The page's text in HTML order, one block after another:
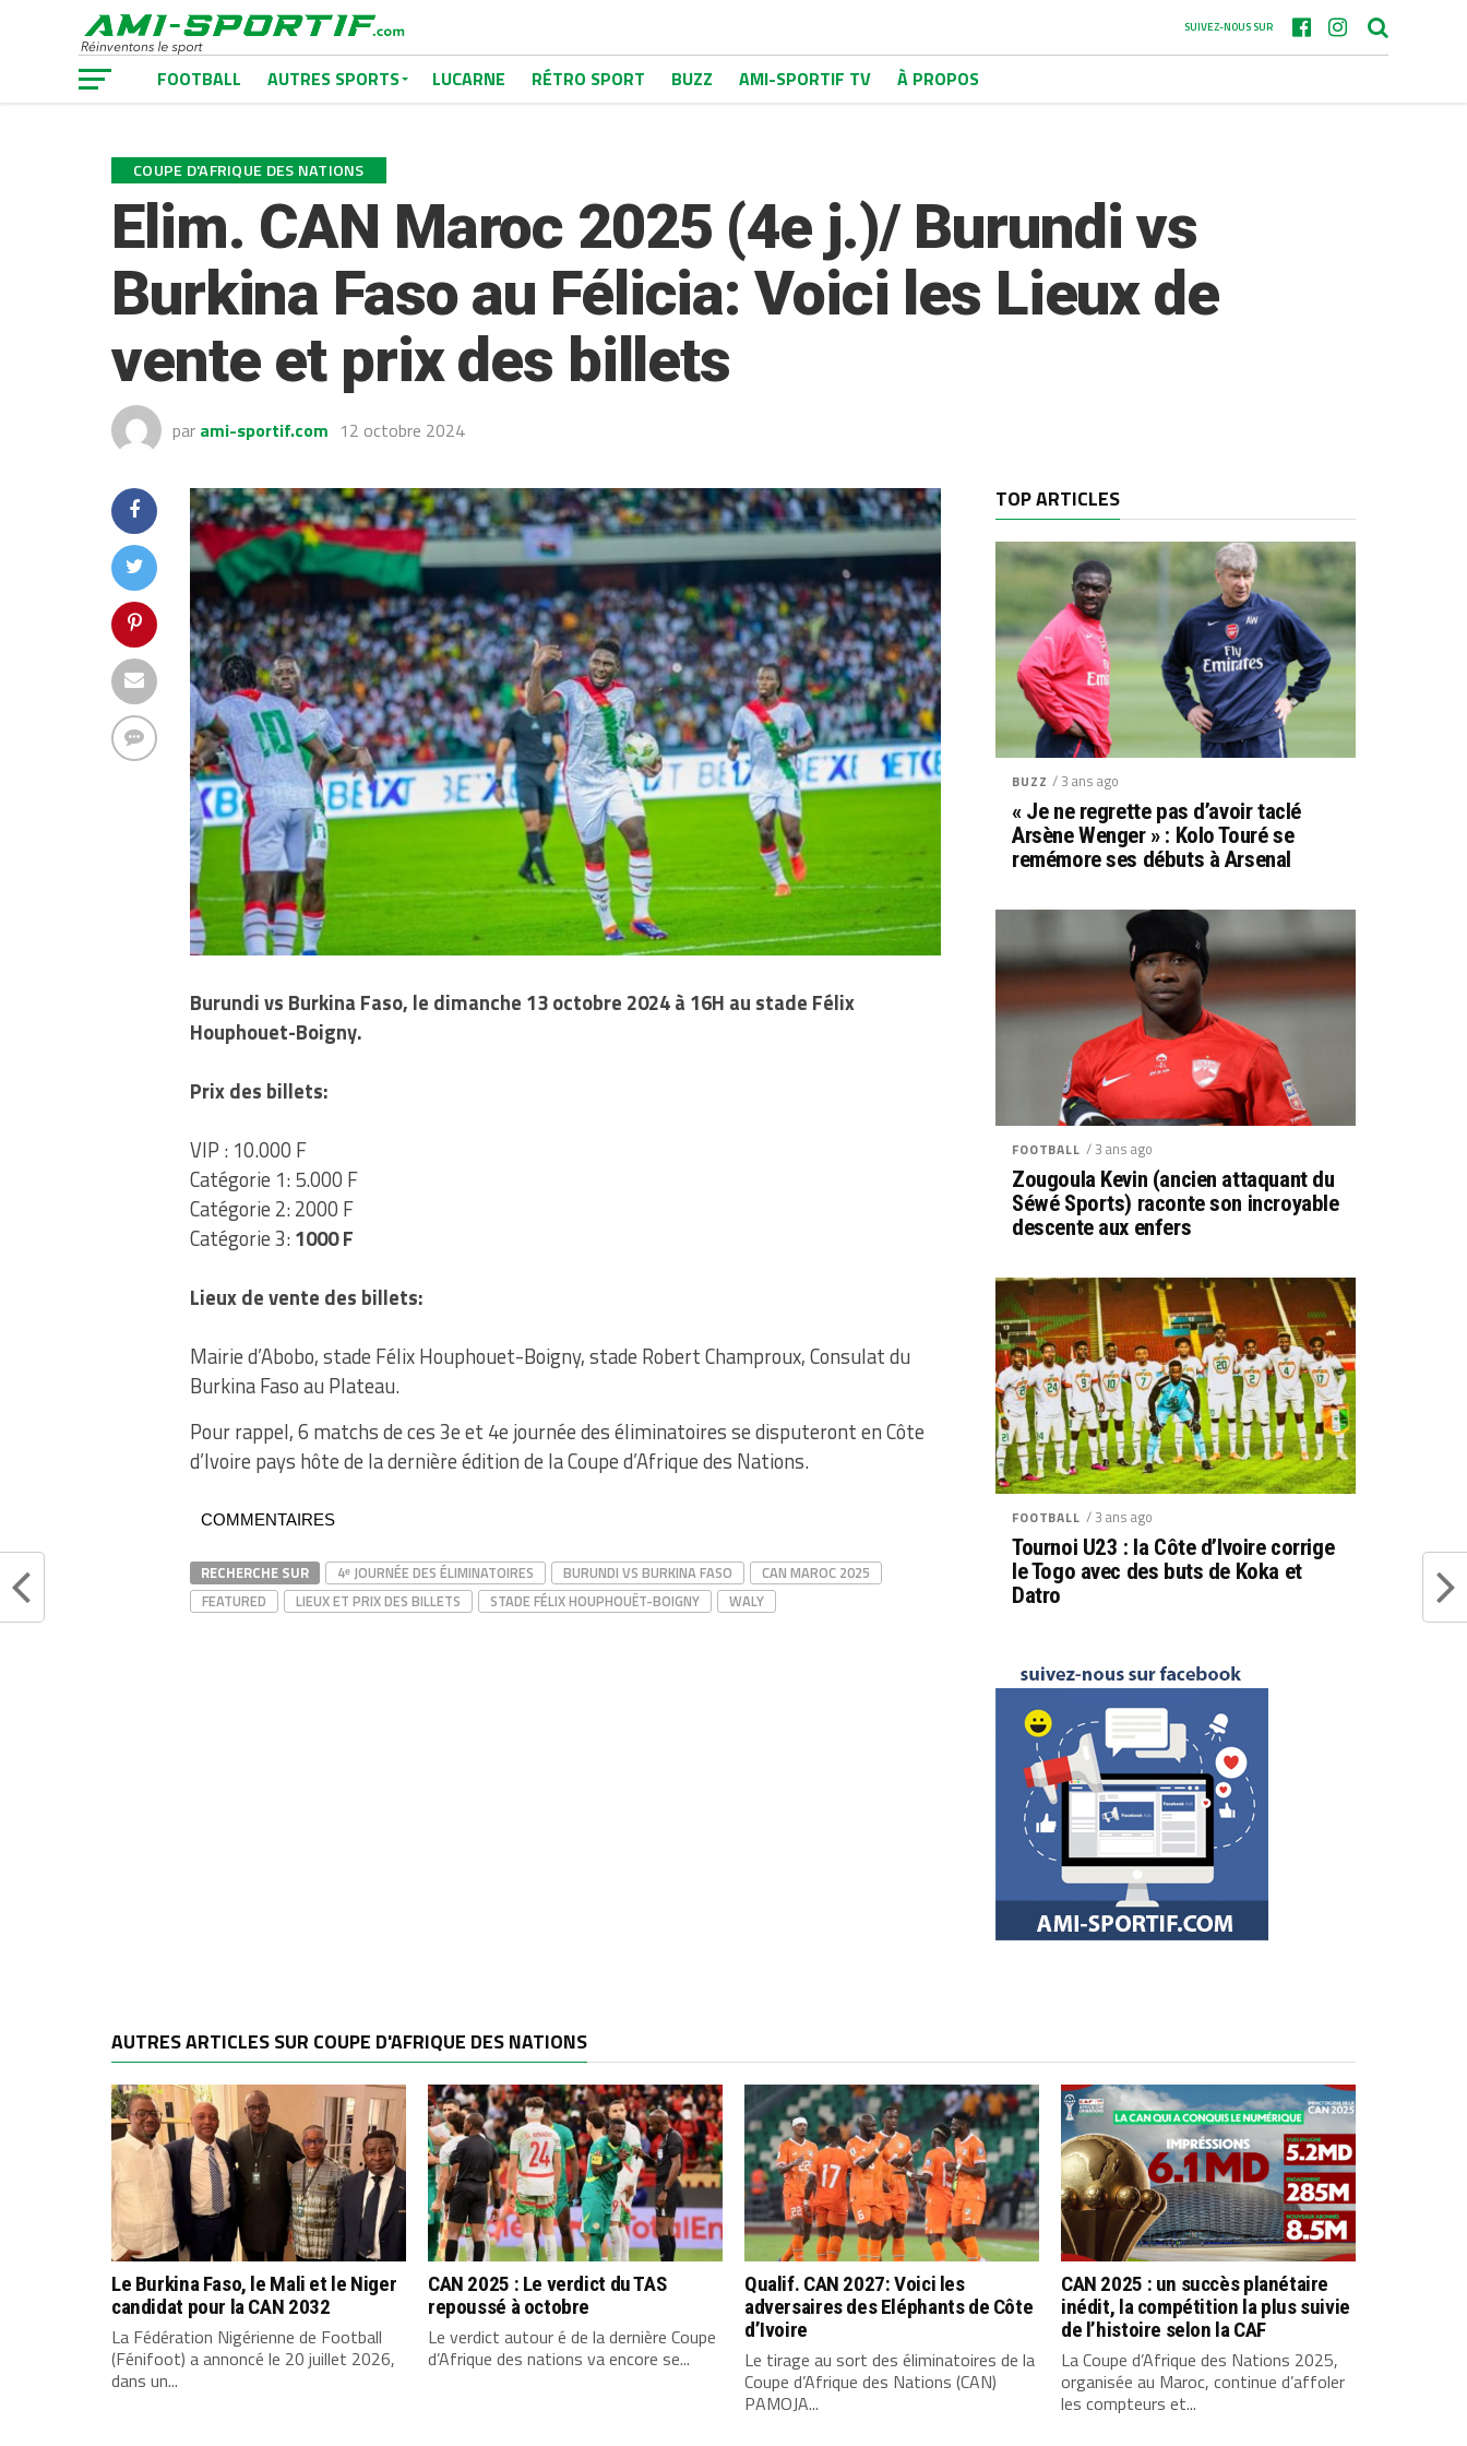
SUIVEZ-NOUS SUR
FOOTBALL AUTRES SPORTS LUCARNE RÉTRO SPORT BUZZ AMI-SPORTIF TV À PROPOS
COUPE D'AFRIQUE DES NATIONS
Elim. CAN Maroc 2025 (4e j.)/ Burundi vs
Burkina Faso au Félicia: Voici les Lieux de
vente et prix des billets
par ami-sportif.com 12 octobre 2024
Burundi vs Burkina Faso, le dimanche 13 octobre 2024 à 16H au stade Félix
Houphouet-Boigny.
Prix des billets:
VIP : 10.000 F
Catégorie 1: 5.000 F
Catégorie 2: 2000 F
Catégorie 3:1000 F
Lieux de vente des billets:
Mairie d’Abobo, stade Félix Houphouet-Boigny, stade Robert Champroux, Consulat du
Burkina Faso au Plateau.
Pour rappel, 6 matchs de ces 3e et 4e journée des éliminatoires se disputeront en Côte
d’Ivoire pays hôte de la dernière édition de la Coupe d’Afrique des Nations.
COMMENTAIRES
RECHERCHE SUR 4ᵉ JOURNÉE DES ÉLIMINATOIRES BURUNDI VS BURKINA FASO
CAN MAROC 2025
FEATURED
LIEUX ET PRIX DES BILLETS STADE FÉLIX HOUPHOUËT-BOIGNY WALY
TOP ARTICLES
BUZZ / 3 ans ago
« Je ne regrette pas d’avoir taclé
Arsène Wenger » : Kolo Touré se
remémore ses débuts à Arsenal
FOOTBALL / 3 ans ago
Zougoula Kevin (ancien attaquant du
Séwé Sports) raconte son incroyable
descente aux enfers
FOOTBALL / 3 ans ago
Tournoi U23 : la Côte d’Ivoire corrige
le Togo avec des buts de Koka et
Datro
AUTRES ARTICLES SUR COUPE D'AFRIQUE DES NATIONS
Le Burkina Faso, le Mali et le Niger
candidat pour la CAN 2032
La Fédération Nigérienne de Football
(Fénifoot) a annoncé le 20 juillet 2026,
dans un...
CAN 2025 : Le verdict du TAS
repoussé à octobre
Le verdict autour é de la dernière Coupe
d’Afrique des nations va encore se...
Qualif. CAN 2027: Voici les
adversaires des Eléphants de Côte
d’Ivoire
Le tirage au sort des éliminatoires de la
Coupe d’Afrique des Nations (CAN)
PAMOJA...
CAN 2025 : un succès planétaire
inédit, la compétition la plus suivie
de l’histoire selon la CAF
La Coupe d’Afrique des Nations 2025,
organisée au Maroc, continue d’affoler
les compteurs et...